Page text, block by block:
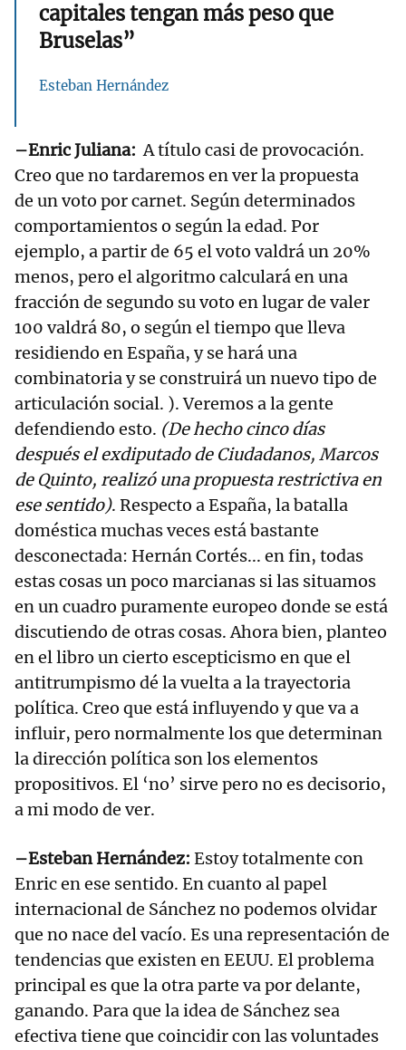
capitales tengan más peso que
Bruselas”
Esteban Hernández
–Enric Juliana: A título casi de provocación.
Creo que no tardaremos en ver la propuesta
de un voto por carnet. Según determinados
comportamientos o según la edad. Por
ejemplo, a partir de 65 el voto valdrá un 20%
menos, pero el algoritmo calculará en una
fracción de segundo su voto en lugar de valer
100 valdrá 80, o según el tiempo que lleva
residiendo en España, y se hará una
combinatoria y se construirá un nuevo tipo de
articulación social. ). Veremos a la gente
defendiendo esto. (De hecho cinco días
después el exdiputado de Ciudadanos, Marcos
de Quinto, realizó una propuesta restrictiva en
ese sentido). Respecto a España, la batalla
doméstica muchas veces está bastante
desconectada: Hernán Cortés... en fin, todas
estas cosas un poco marcianas si las situamos
en un cuadro puramente europeo donde se está
discutiendo de otras cosas. Ahora bien, planteo
en el libro un cierto escepticismo en que el
antitrumpismo dé la vuelta a la trayectoria
política. Creo que está influyendo y que va a
influir, pero normalmente los que determinan
la dirección política son los elementos
propositivos. El ‘no’ sirve pero no es decisorio,
a mi modo de ver.
–Esteban Hernández: Estoy totalmente con
Enric en ese sentido. En cuanto al papel
internacional de Sánchez no podemos olvidar
que no nace del vacío. Es una representación de
tendencias que existen en EEUU. El problema
principal es que la otra parte va por delante,
ganando. Para que la idea de Sánchez sea
efectiva tiene que coincidir con las voluntades